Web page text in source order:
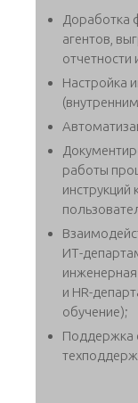
Доработка
агентов,
отчетности
Настройка
работы
инструкций
ИТ-
и HR-
обучение);
Поддержка